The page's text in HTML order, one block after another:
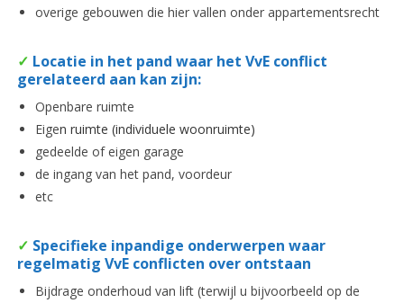
overige gebouwen die hier vallen onder appartementsrecht
✓ Locatie in het pand waar het VvE conflict
gerelateerd aan kan zijn:
Openbare ruimte
Eigen ruimte (individuele woonruimte)
gedeelde of eigen garage
de ingang van het pand, voordeur
etc
✓ Specifieke inpandige onderwerpen waar
regelmatig VvE conflicten over ontstaan
Bijdrage onderhoud van lift (terwijl u bijvoorbeeld op de